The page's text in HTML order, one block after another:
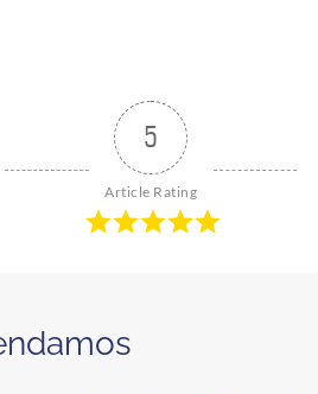
5
Article Rating